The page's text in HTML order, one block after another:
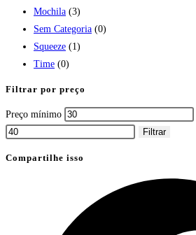
Mochila (3)
Sem Categoria (0)
Squeeze (1)
Time (0)
Filtrar por preço
Preço mínimo
Filtrar
Compartilhe isso